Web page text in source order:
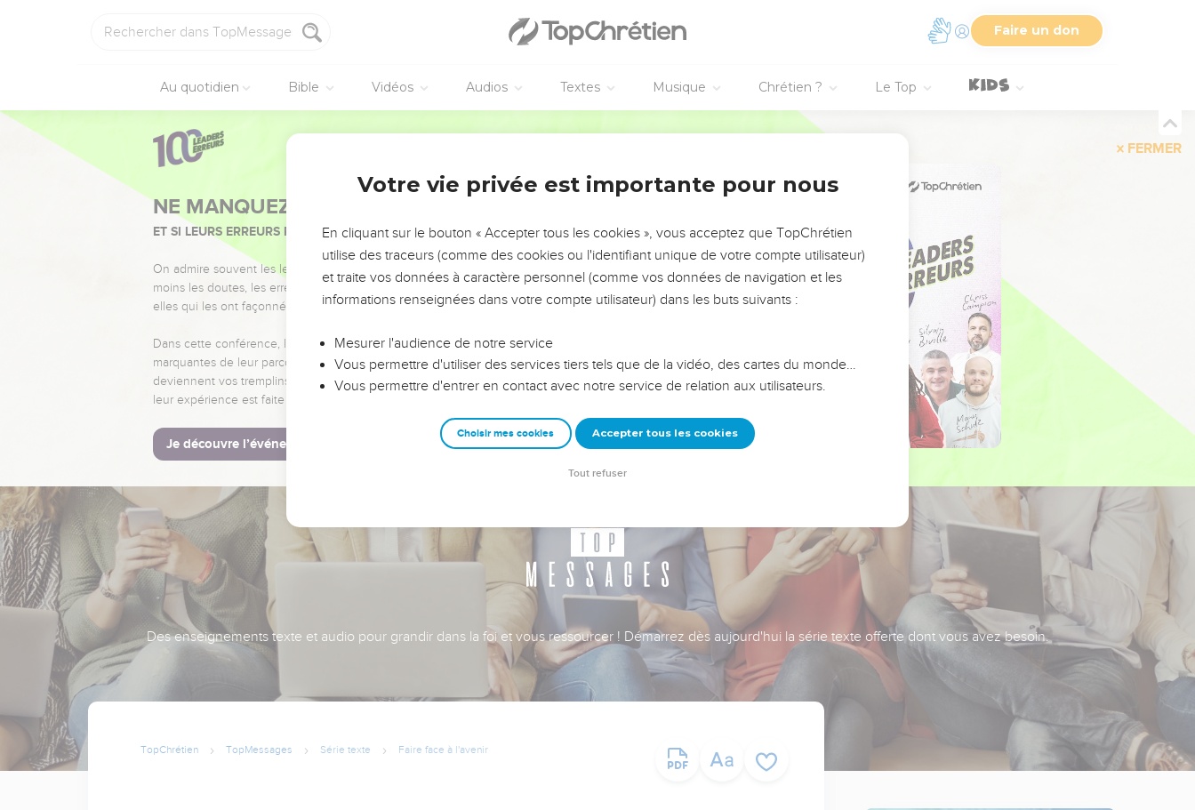
Faire un don
Au quotidien Bible Vidéos Audios Textes Musique Chrétien ? Le Top
FERMER
NE MANQUEZ PAS L’ÉVÉNEMENT DE L’ANNÉE !
ET SI LEURS ERREURS POUVAIENT VOUS ÉVITER LES VOTRES ?
On admire souvent les leaders pour leurs réussites, leur impact, leur foi ou leur vision. Mais on voit
moins les doutes, les erreurs et les saisons difficiles qu'ils ont traversés, alors même que ce sont
elles qui les ont façonnés.
Dans cette conférence, leaders, entrepreneurs, et responsables reviennent sur les erreurs
marquantes de leur parcours et les clés pour avancer avec plus de sagesse afin que leurs erreurs
deviennent vos tremplins. Que vous guidiez un ministère, une équipe, un groupe ou une famille,
leur expérience est faite pour vous.
Je découvre l’événement
Des enseignements texte et audio pour grandir dans la foi et vous ressourcer ! Démarrez dès aujourd'hui la série texte offerte dont vous avez besoin.
TopChrétien TopMessages Série texte Faire face à l'avenir
Votre vie privée est importante pour nous
En cliquant sur le bouton « Accepter tous les cookies », vous acceptez que TopChrétien
utilise des traceurs (comme des cookies ou l'identifiant unique de votre compte utilisateur)
et traite vos données à caractère personnel (comme vos données de navigation et les
informations renseignées dans votre compte utilisateur) dans les buts suivants :
Mesurer l'audience de notre service
Vous permettre d'utiliser des services tiers tels que de la vidéo, des cartes du monde…
Vous permettre d'entrer en contact avec notre service de relation aux utilisateurs.
Choisir mes cookies Accepter tous les cookies
Tout refuser